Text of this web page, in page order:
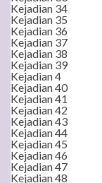
Kejadian 34
Kejadian 35
Kejadian 36
Kejadian 37
Kejadian 38
Kejadian 39
Kejadian 4
Kejadian 40
Kejadian 41
Kejadian 42
Kejadian 43
Kejadian 44
Kejadian 45
Kejadian 46
Kejadian 47
Kejadian 48